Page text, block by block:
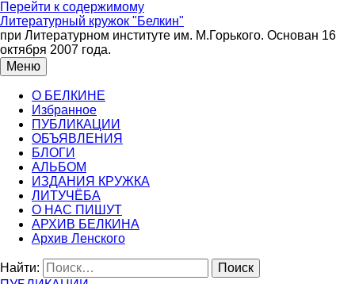
Перейти к содержимому
Литературный кружок "Белкин"
при Литературном институте им. М.Горького. Основан 16
октября 2007 года.
Меню
О БЕЛКИНЕ
Избранное
ПУБЛИКАЦИИ
ОБЪЯВЛЕНИЯ
БЛОГИ
АЛЬБОМ
ИЗДАНИЯ КРУЖКА
ЛИТУЧЁБА
О НАС ПИШУТ
АРХИВ БЕЛКИНА
Архив Ленского
Найти: